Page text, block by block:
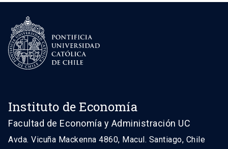
Instituto de Economía
Facultad de Economía y Administración UC
Avda. Vicuña Mackenna 4860, Macul. Santiago, Chile